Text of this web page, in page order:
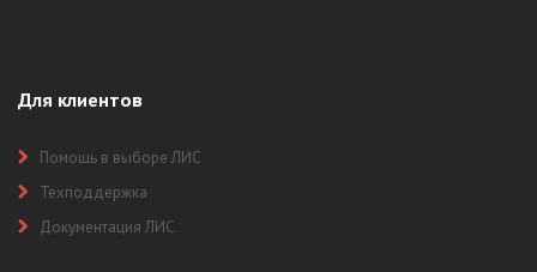
Для клиентов
Помощь в выборе ЛИС
Техподдержка
Документация ЛИС